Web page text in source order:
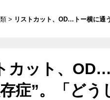
リストカット、OD…トー横に通
カット、
症”。「ど